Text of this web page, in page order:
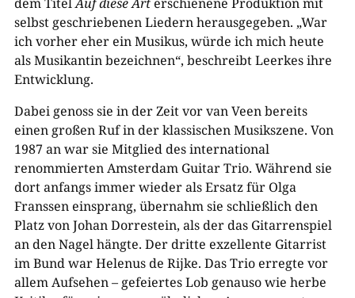
selbst geschriebenen Liedern herausgegeben. „War
ich vorher eher ein Musikus, würde ich mich heute
als Musikantin bezeichnen“, beschreibt Leerkes ihre
Entwicklung.
Dabei genoss sie in der Zeit vor van Veen bereits
einen großen Ruf in der klassischen Musikszene. Von
1987 an war sie Mitglied des international
renommierten Amsterdam Guitar Trio. Während sie
dort anfangs immer wieder als Ersatz für Olga
Franssen einsprang, übernahm sie schließlich den
Platz von Johan Dorrestein, als der das Gitarrenspiel
an den Nagel hängte. Der dritte exzellente Gitarrist
im Bund war Helenus de Rijke. Das Trio erregte vor
allem Aufsehen – gefeiertes Lob genauso wie herbe